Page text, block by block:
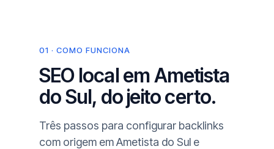
01 · COMO FUNCIONA
SEO local em Ametista
do Sul, do jeito certo.
Três passos para configurar backlinks
com origem em Ametista do Sul e